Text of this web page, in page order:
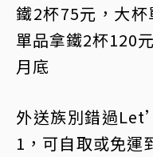
鐵2杯75元，大
單品拿鐵2杯120
月底
外送族別錯過
1，可自取或免運